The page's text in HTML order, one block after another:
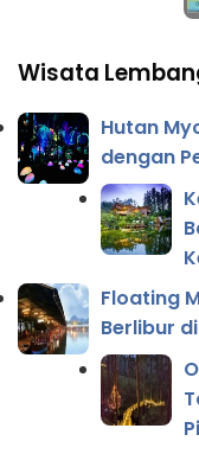
Wisata
Hutan
dengan
Floating
Berlibur